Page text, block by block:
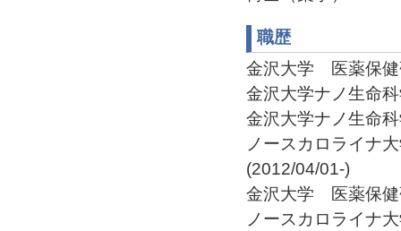
職歴
金沢大学 医薬保
金沢大学ナノ生命
金沢大学ナノ生命
ノースカロライ
(2012/04/01-)
金沢大学 医薬保
ノースカロライナ